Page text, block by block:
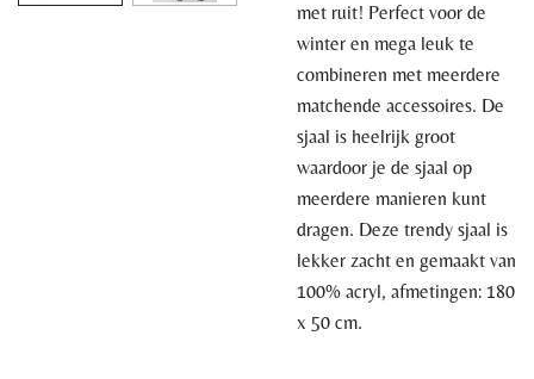
met ruit! Perfect voor de
winter en mega leuk te
combineren met meerdere
matchende accessoires. De
sjaal is heelrijk groot
waardoor je de sjaal op
meerdere manieren kunt
dragen. Deze trendy sjaal is
lekker zacht en gemaakt van
100% acryl, afmetingen: 180
x 50 cm.